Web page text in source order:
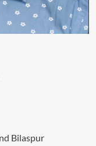
Bilaspur